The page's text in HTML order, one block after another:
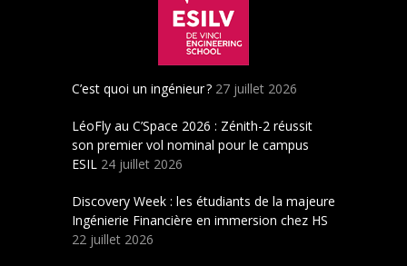
C’est quoi un ingénieur ? 27 juillet 2026
LéoFly au C’Space 2026 : Zénith-2 réussit
son premier vol nominal pour le campus
ESIL 24 juillet 2026
Discovery Week : les étudiants de la majeure
Ingénierie Financière en immersion chez HS
22 juillet 2026